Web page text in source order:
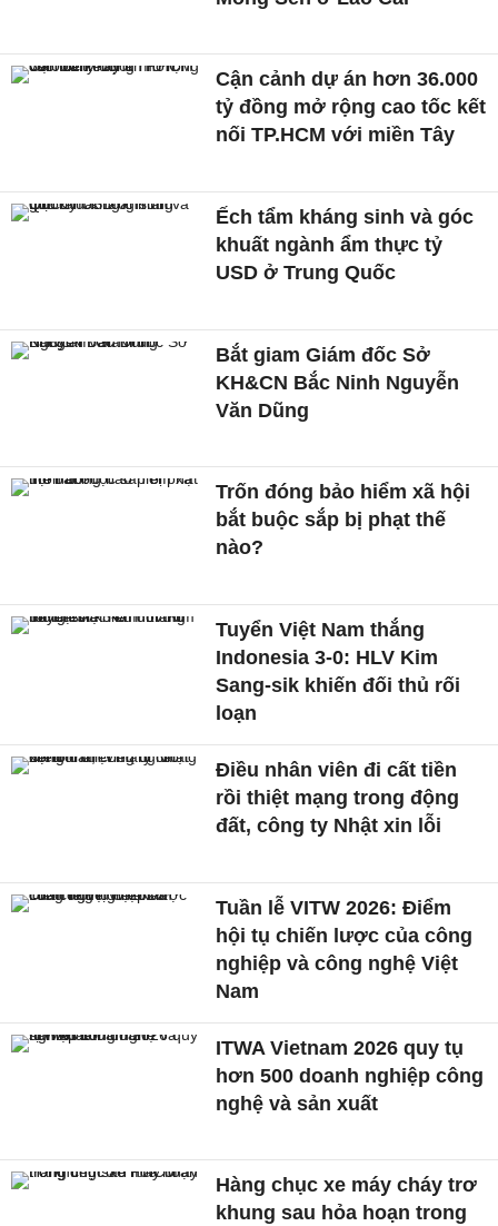
Cận cảnh dự án hơn 36.000
tỷ đồng mở rộng cao tốc kết
nối TP.HCM với miền Tây
Ếch tẩm kháng sinh và góc
khuất ngành ẩm thực tỷ
USD ở Trung Quốc
Bắt giam Giám đốc Sở
KH&CN Bắc Ninh Nguyễn
Văn Dũng
Trốn đóng bảo hiểm xã hội
bắt buộc sắp bị phạt thế
nào?
Tuyển Việt Nam thắng
Indonesia 3-0: HLV Kim
Sang-sik khiến đối thủ rối
loạn
Điều nhân viên đi cất tiền
rồi thiệt mạng trong động
đất, công ty Nhật xin lỗi
Tuần lễ VITW 2026: Điểm
hội tụ chiến lược của công
nghiệp và công nghệ Việt
Nam
ITWA Vietnam 2026 quy tụ
hơn 500 doanh nghiệp công
nghệ và sản xuất
Hàng chục xe máy cháy trơ
khung sau hỏa hoạn trong